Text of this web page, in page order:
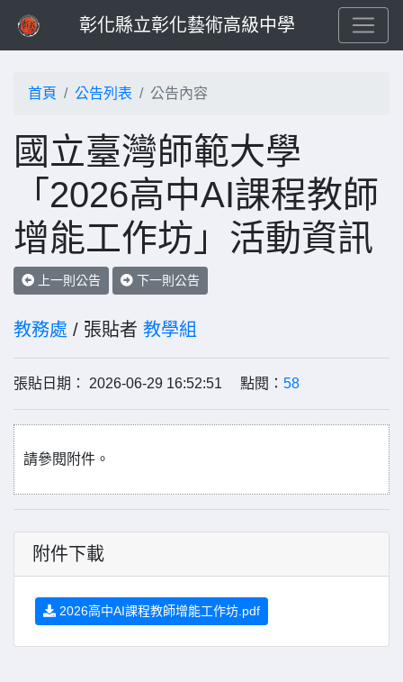
彰化縣立彰化藝術高級中學
首頁 公告列表 公告內容
國立臺灣師範大學
「2026高中AI課程教師
增能工作坊」活動資訊
上一則公告 下一則公告
教務處 / 張貼者 教學組
張貼日期： 2026-06-29 16:52:51 點閱： 58
請參閱附件。
附件下載
2026高中AI課程教師增能工作坊.pdf